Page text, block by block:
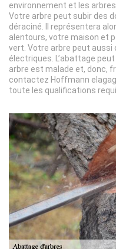
environnement et les
Votre arbre peut subir des
déraciné. Il représentera
alentours, votre maison et
vert. Votre arbre peut aussi
électriques. L’abattage
arbre est malade et, donc,
contactez Hoffmann
toute les qualifications